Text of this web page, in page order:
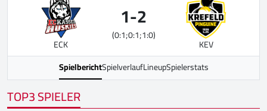
ECK
1-2
(0:1;0:1;1:0)
KEV
SpielberichtSpielverlaufLineupSpielerstats
TOP3 SPIELER